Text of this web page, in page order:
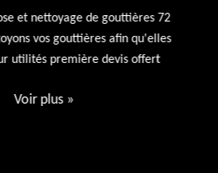
Société de ravalement de façade
artisans expert en ravalement de
des produits spécialisés. Devis et